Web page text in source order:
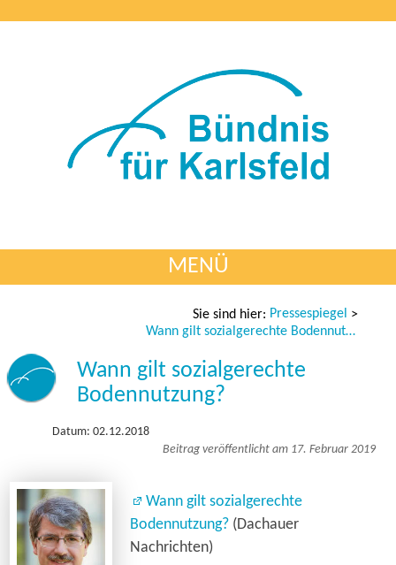
MENÜ
Sie sind hier: Pressespiegel >
Wann gilt sozialgerechte Bodennutzung?
Wann gilt sozialgerechte
Bodennutzung?
Datum: 02.12.2018
Beitrag veröffentlicht am 17. Februar 2019
Wann gilt sozialgerechte
Bodennutzung? (Dachauer
Nachrichten)